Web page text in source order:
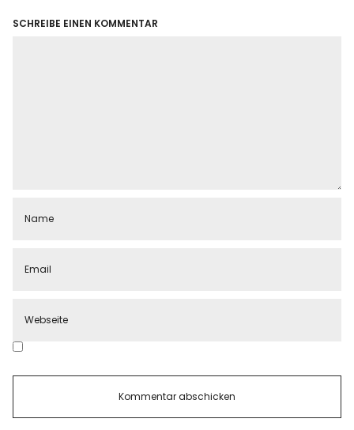
SCHREIBE EINEN KOMMENTAR